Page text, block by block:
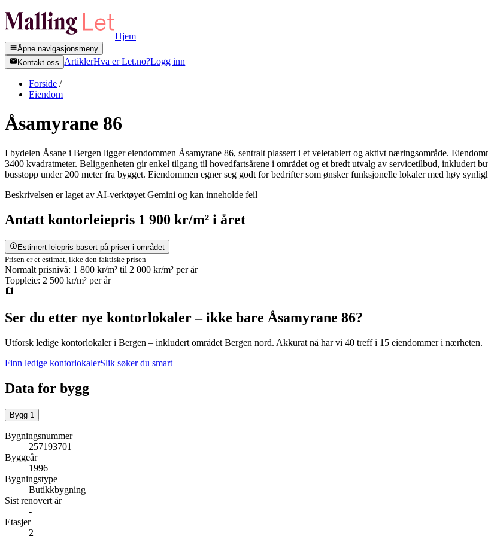
Hjem
Åpne navigasjonsmeny
Kontakt oss
ArtiklerHva er Let.no?Logg inn
Forside /
Eiendom
Åsamyrane 86
I bydelen Åsane i Bergen ligger eiendommen Åsamyrane 86, sentralt plassert i et veletablert og aktivt næringsområde.
3400 kvadratmeter. Beliggenheten gir enkel tilgang til hovedfartsårene i området og et bredt utvalg av servicetilbud, inkludert
busstopp under 200 meter fra bygget. Eiendommen egner seg godt for bedrifter som ønsker funksjonelle lokaler med høy
Beskrivelsen er laget av AI-verktøyet Gemini og kan inneholde feil
Antatt kontorleiepris 1 900 kr/m² i året
Estimert leiepris basert på priser i området
Prisen er et estimat, ikke den faktiske prisen
Normalt prisnivå: 1 800 kr/m² til 2 000 kr/m² per år
Toppleie: 2 500 kr/m² per år
Ser du etter nye kontorlokaler – ikke bare Åsamyrane 86?
Utforsk ledige kontorlokaler i Bergen – inkludert området Bergen nord. Akkurat nå har vi 40 treff i 15 eiendommer i nærheten.
Finn ledige kontorlokalerSlik søker du smart
Data for bygg
Bygg 1
Bygningsnummer
257193701
Byggeår
1996
Bygningstype
Butikkbygning
Sist renovert år
-
Etasjer
2